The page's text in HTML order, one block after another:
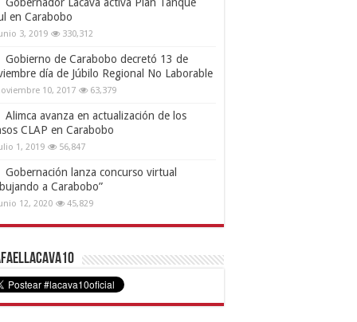
en Carabobo
3, 2019 330,312
Gobierno de Carabobo decretó 13 de
día de Júbilo Regional No Laborable
10, 2017 63,379
Alimca avanza en actualización de los
CLAP en Carabobo
1, 2019 56,847
Gobernación lanza concurso virtual
a Carabobo”
12, 2020 45,829